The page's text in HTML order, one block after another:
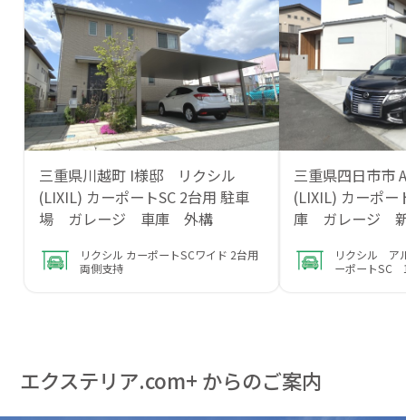
三重県川越町 I様邸 リクシル
(LIXIL) カーポートSC 2台用 駐車
場 ガレージ 車庫 外構
リクシル カーポートSCワイド 2台用
両側支持
三重県四日市市
(LIXIL) カーポ
庫 ガレージ
リクシル ア
ーポートSC
エクステリア.com+ からのご案内